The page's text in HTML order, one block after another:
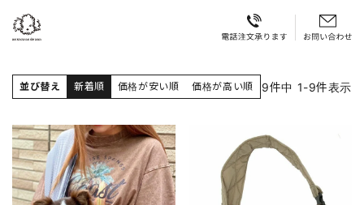
並び替え 新着順 価格が安い順 価格が高い順 9件中 1-9件表示